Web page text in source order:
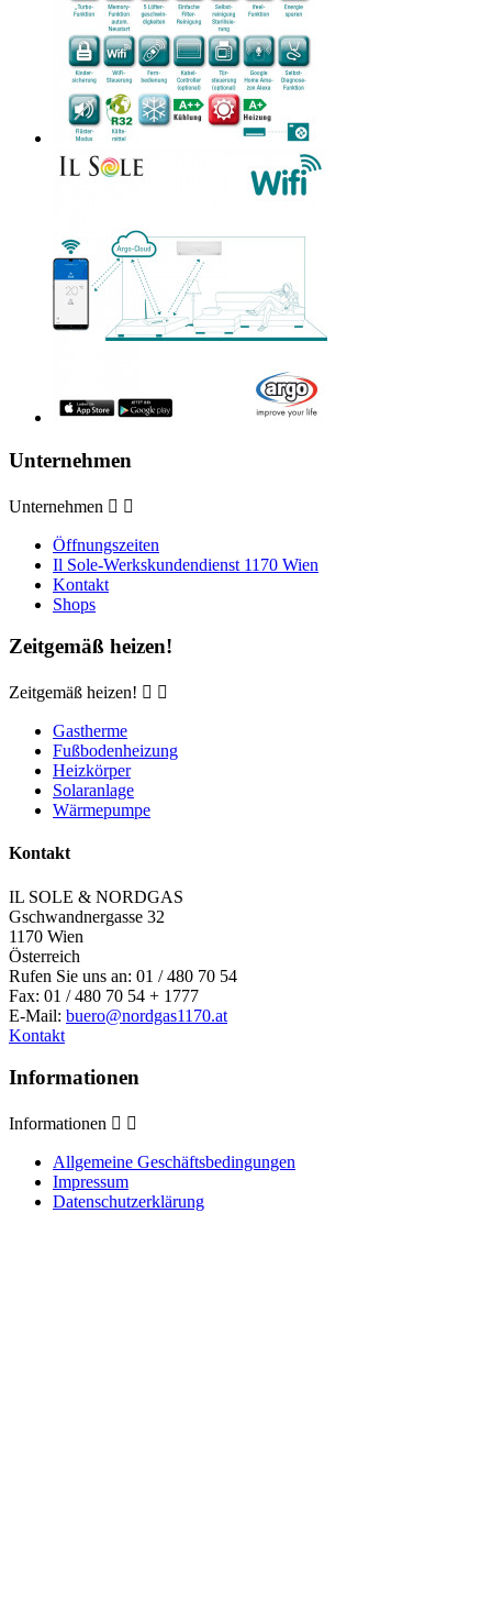
Unternehmen
Unternehmen  
Öffnungszeiten
Il Sole-Werkskundendienst 1170 Wien
Kontakt
Shops
Zeitgemäß heizen!
Zeitgemäß heizen!  
Gastherme
Fußbodenheizung
Heizkörper
Solaranlage
Wärmepumpe
Kontakt
IL SOLE & NORDGAS
Gschwandnergasse 32
1170 Wien
Österreich
Rufen Sie uns an: 01 / 480 70 54
Fax: 01 / 480 70 54 + 1777
E-Mail: buero@nordgas1170.at
Kontakt
Informationen
Informationen  
Allgemeine Geschäftsbedingungen
Impressum
Datenschutzerklärung